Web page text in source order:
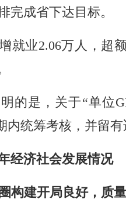
完成省下达目标。
就业2.06万人，超
的是，关于“单位
内统筹考核，并留
经济社会发展情况
构建开局良好，质